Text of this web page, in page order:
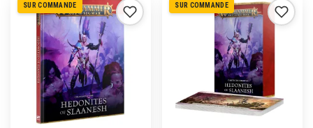
SUR COMMANDE SUR COMMANDE